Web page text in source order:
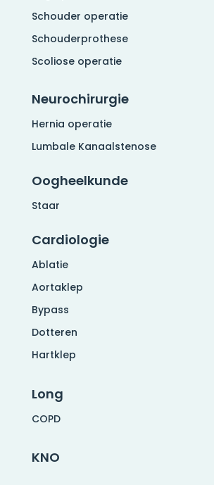
Schouder operatie
Schouderprothese
Scoliose operatie
Neurochirurgie
Hernia operatie
Lumbale Kanaalstenose
Oogheelkunde
Staar
Cardiologie
Ablatie
Aortaklep
Bypass
Dotteren
Hartklep
Long
COPD
KNO